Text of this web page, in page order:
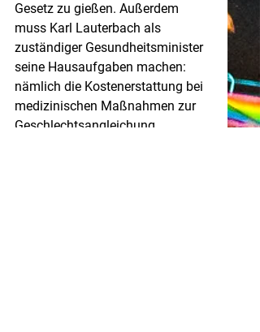
Gesetz zu gießen. Außerdem
muss Karl Lauterbach als
zuständiger Gesundheitsminister
seine Hausaufgaben machen:
nämlich die Kostenerstattung bei
medizinischen Maßnahmen zur
Geschlechtsangleichung